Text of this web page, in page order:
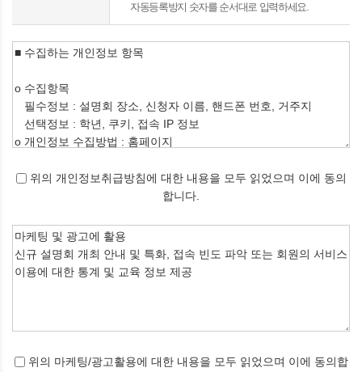
자동등록방지 숫자를 순서대로 입력하세요.
위의 개인정보취급방침에 대한 내용을 모두 읽었으며 이에 동의
합니다.
위의 마케팅/광고활용에 대한 내용을 모두 읽었으며 이에 동의합